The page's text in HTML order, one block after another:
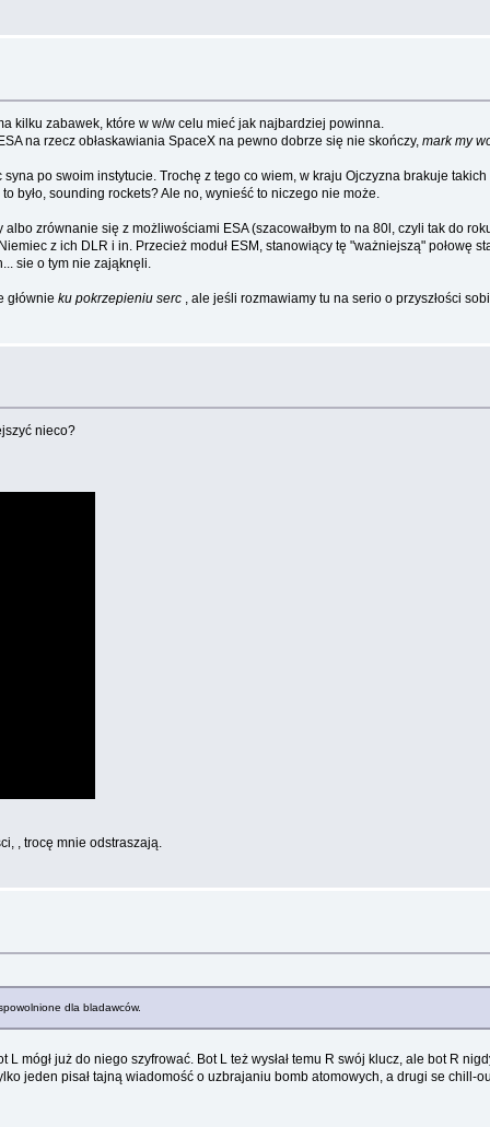
kilku zabawek, które w w/w celu mieć jak najbardziej powinna.
na rzecz obłaskawiania SpaceX na pewno dobrze się nie skończy, mark my
po swoim instytucie. Trochę z tego co wiem, w kraju Ojczyzna brakuje
było, sounding rockets? Ale no, wynieść to niczego nie może.
zrównanie się z możliwościami ESA (szacowałbym to na 80l, czyli tak do
z ich DLR i in. Przecież moduł ESM, stanowiący tę "ważniejszą" połowę
sie o tym nie zająknęli.
głównie ku pokrzepieniu serc , ale jeśli rozmawiamy tu na serio o przyszłości
nieco?
, trocę mnie odstraszają.
dla bladawców.
mógł już do niego szyfrować. Bot L też wysłał temu R swój klucz, ale bot R
jeden pisał tajną wiadomość o uzbrajaniu bomb atomowych, a drugi se chill-